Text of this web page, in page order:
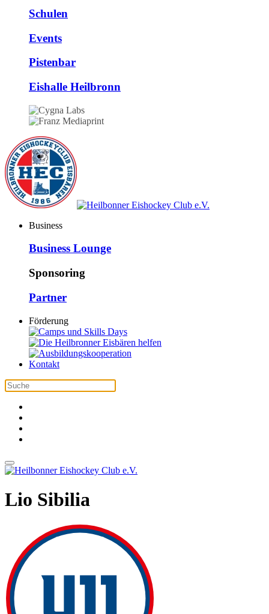
Schulen
Events
Pistenbar
Eishalle Heilbronn
Business
Business Lounge
Sponsoring
Partner
Förderung
Kontakt
Lio Sibilia